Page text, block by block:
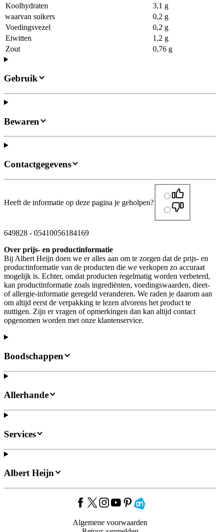
Koolhydraten
3,1 g
waarvan suikers
0,2 g
Voedingsvezel
0,2 g
Eiwitten
1,2 g
Zout
0,76 g
Gebruik
Bewaren
Contactgegevens
Heeft de informatie op deze pagina je geholpen?
649828 - 05410056184169
Over prijs- en productinformatie
Bij Albert Heijn doen we er alles aan om te zorgen dat de prijs- en
productinformatie van de producten die we verkopen zo accuraat
mogelijk is. Echter, omdat producten regelmatig worden verbeterd,
kan productinformatie zoals ingrediënten, voedingswaarden, dieet-
of allergie-informatie geregeld veranderen. We raden je daarom aan
om altijd eerst de verpakking te lezen alvorens het product te
nuttigen. Zijn er vragen of opmerkingen dan kan altijd contact
opgenomen worden met onze klantenservice.
Boodschappen
Allerhande
Services
Albert Heijn
Algemene voorwaarden